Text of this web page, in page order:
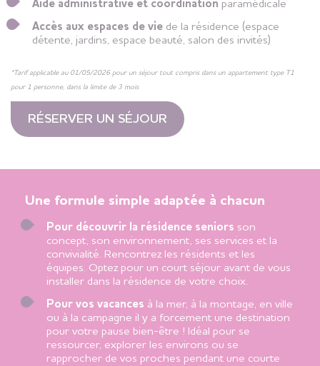
Aide administrative et coordination paramédicale
Accès aux espaces de vie de la résidence (espace
détente, jardins, espace beauté, salon des invités)
*Tarif applicable au 01/05/2026 pour un séjour tout compris dans un appartement type T1
pour 1 personne, dans la limite de 3 mois
RÉSERVER UN SÉJOUR
Une formule simple adaptée à chacun
Pour découvrir la résidence seniors son
concept, son environnement, ses services et la
convivialité. Rencontrez les résidents et les
équipes. Optez pour un court séjour avant de vous
installer dans la résidence de votre choix.
Pour vos vacances à la mer, à la montage, en ville
ou à la campagne il y a forcement une destination
pour votre pause bien-être ! Idéal pour se
ressourcer, explorer les environs ou se
rapprocher de vos proches pendant une courte